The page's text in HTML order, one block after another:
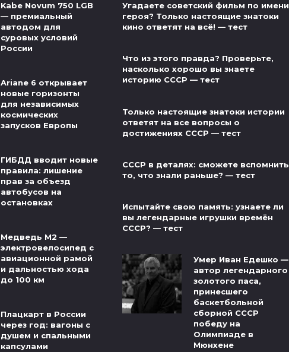
Kabe Novum 750 LGB
— премиальный
автодом для
суровых условий
России
Ariane 6 открывает
новые горизонты
для независимых
космических
запусков Европы
ГИБДД вводит новые
правила: лишение
прав за объезд
автобусов на
остановках
Медведь М2 —
электровелосипед с
авиационной рамой
и дальностью хода
до 100 км
Плацкарт в России
через год: вагоны с
душем и спальными
капсулами
Угадаете советский фильм по имени
героя? Только настоящие знатоки
кино ответят на всё! — тест
Что из этого правда? Проверьте,
насколько хорошо вы знаете
историю СССР — тест
Только настоящие знатоки истории
ответят на все вопросы о
достижениях СССР — тест
СССР в деталях: сможете вспомнить
то, что знали раньше? — тест
Испытайте свою память: узнаете ли
вы легендарные игрушки времён
СССР? — тест
Умер Иван Едешко —
автор легендарного
золотого паса,
принесшего
баскетбольной
сборной СССР
победу на
Олимпиаде в
Мюнхене